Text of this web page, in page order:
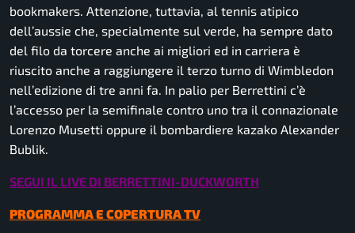
bookmakers. Attenzione, tuttavia, al tennis atipico
dell’aussie che, specialmente sul verde, ha sempre dato
del filo da torcere anche ai migliori ed in carriera è
riuscito anche a raggiungere il terzo turno di Wimbledon
nell’edizione di tre anni fa. In palio per Berrettini c’è
l’accesso per la semifinale contro uno tra il connazionale
Lorenzo Musetti oppure il bombardiere kazako Alexander
Bublik.
SEGUI IL LIVE DI BERRETTINI-DUCKWORTH
PROGRAMMA E COPERTURA TV